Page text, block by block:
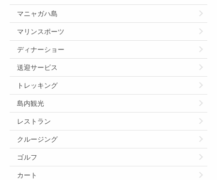
マニャガハ島
マリンスポーツ
ディナーショー
送迎サービス
トレッキング
島内観光
レストラン
クルージング
ゴルフ
カート